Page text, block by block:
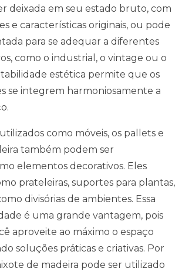
deixada em seu estado bruto, com
e características originais, ou pode
para se adequar a diferentes
como o industrial, o vintage ou o
estética permite que os
se integrem harmoniosamente a
como móveis, os pallets e
também podem ser
elementos decorativos. Eles
prateleiras, suportes para plantas,
divisórias de ambientes. Essa
é uma grande vantagem, pois
aproveite ao máximo o espaço
soluções práticas e criativas. Por
de madeira pode ser utilizado